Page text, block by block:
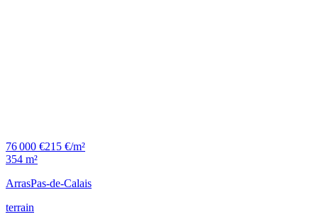
76 000 €215 €/m²
354 m²
ArrasPas-de-Calais
terrain